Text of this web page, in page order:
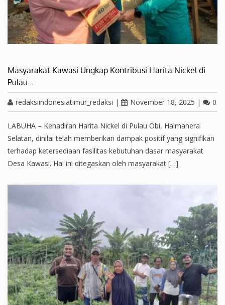
Masyarakat Kawasi Ungkap Kontribusi Harita Nickel di
Pulau…
redaksiindonesiatimur_redaksi | November 18, 2025 | 0
LABUHA – Kehadiran Harita Nickel di Pulau Obi, Halmahera
Selatan, dinilai telah memberikan dampak positif yang signifikan
terhadap ketersediaan fasilitas kebutuhan dasar masyarakat
Desa Kawasi. Hal ini ditegaskan oleh masyarakat […]